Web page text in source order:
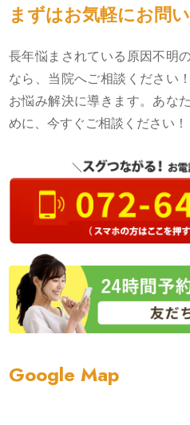
まずはお気軽にお問
長年悩まされている原因不明
なら、当院へご相談ください
お悩み解決に導きます。あな
めに、今すぐご相談ください！
Google Map